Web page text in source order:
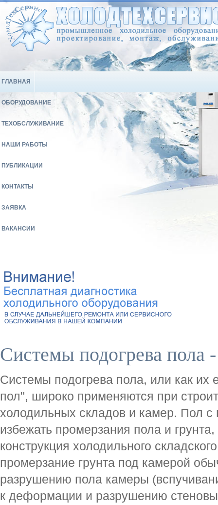
ГЛАВНАЯ
ОБОРУДОВАНИЕ
ТЕХОБСЛУЖИВАНИЕ
НАШИ РАБОТЫ
ПУБЛИКАЦИИ
КОНТАКТЫ
ЗАЯВКА
ВАКАНСИИ
Системы подогрева пола
Системы подогрева пола, или как
пол", широко применяются при
холодильных складов и камер. Пол
избежать промерзания пола и
конструкция холодильного
промерзание грунта под камерой
разрушению пола камеры
к деформации и разрушению